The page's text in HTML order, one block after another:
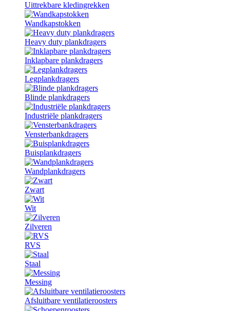
Uittrekbare kledingrekken
Wandkapstokken
Heavy duty plankdragers
Inklapbare plankdragers
Legplankdragers
Blinde plankdragers
Industriële plankdragers
Vensterbankdragers
Buisplankdragers
Wandplankdragers
Zwart
Wit
Zilveren
RVS
Staal
Messing
Afsluitbare ventilatieroosters